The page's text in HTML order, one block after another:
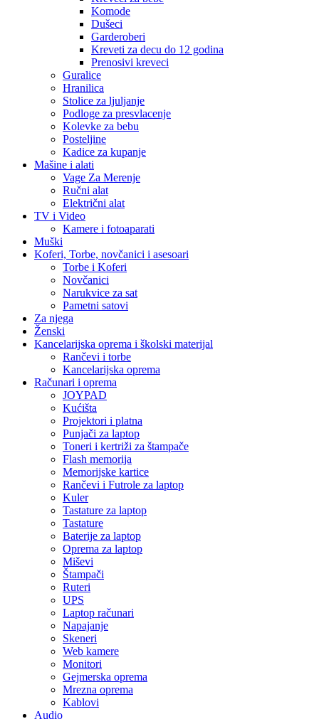
Komode
Dušeci
Garderoberi
Kreveti za decu do 12 godina
Prenosivi kreveci
Guralice
Hranilica
Stolice za ljuljanje
Podloge za presvlacenje
Kolevke za bebu
Posteljine
Kadice za kupanje
Mašine i alati
Vage Za Merenje
Ručni alat
Električni alat
TV i Video
Kamere i fotoaparati
Muški
Koferi, Torbe, novčanici i asesoari
Torbe i Koferi
Novčanici
Narukvice za sat
Pametni satovi
Za njega
Ženski
Kancelarijska oprema i školski materijal
Rančevi i torbe
Kancelarijska oprema
Računari i oprema
JOYPAD
Kućišta
Projektori i platna
Punjači za laptop
Toneri i kertriži za štampače
Flash memorija
Memorijske kartice
Rančevi i Futrole za laptop
Kuler
Tastature za laptop
Tastature
Baterije za laptop
Oprema za laptop
Miševi
Štampači
Ruteri
UPS
Laptop računari
Napajanje
Skeneri
Web kamere
Monitori
Gejmerska oprema
Mrezna oprema
Kablovi
Audio